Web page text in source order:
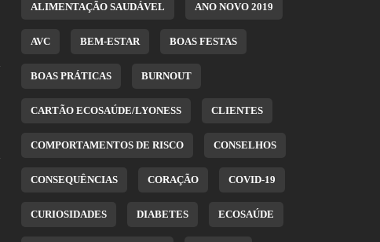
ALIMENTAÇÃO SAUDÁVEL ANO NOVO 2019
AVC BEM-ESTAR BOAS FESTAS
BOAS PRÁTICAS BURNOUT
CARTÃO ECOSAÚDE/LYONESS CLIENTES
COMPORTAMENTOS DE RISCO CONSELHOS
CONSEQUÊNCIAS CORAÇÃO COVID-19
CURIOSIDADES DIABETES ECOSAÚDE